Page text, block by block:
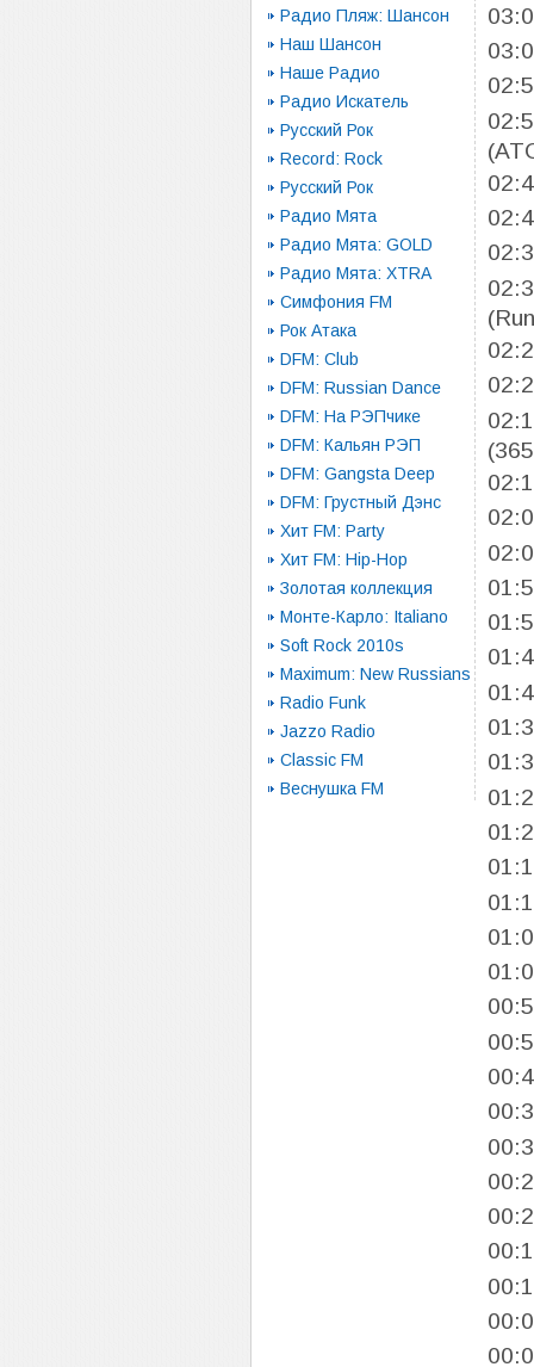
Радио Пляж: Шансон
Наш Шансон
Наше Радио
Радио Искатель
Русский Рок
Record: Rock
Русский Рок
Радио Мята
Радио Мята: GOLD
Радио Мята: XTRA
Симфония FM
Рок Атака
DFM: Club
DFM: Russian Dance
DFM: На РЭПчике
DFM: Кальян РЭП
DFM: Gangsta Deep
DFM: Грустный Дэнс
Хит FM: Party
Хит FM: Hip-Hop
Золотая коллекция
Монте-Карло: Italiano
Soft Rock 2010s
Maximum: New Russians
Radio Funk
Jazzo Radio
Classic FM
Веснушка FM